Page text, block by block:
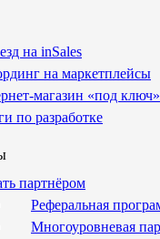
на inSales
на маркетплейсы
магазин «под ключ»
по разработке
партнёром
Реферальная
Многоуровневая